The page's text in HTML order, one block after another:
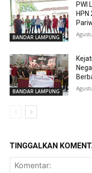
BANDAR LAMPUNG
PWI
BANDAR LAMPUNG
TINGGALKAN